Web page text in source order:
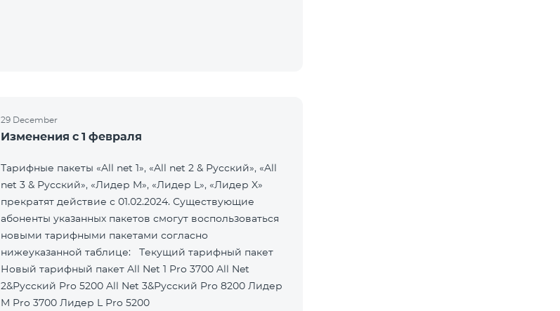
29 December
Изменения с 1 февраля
Тарифные пакеты «All net 1», «All net 2 & Русский», «All
net 3 & Русский», «Лидер M», «Лидер L», «Лидер X»
прекратят действие с 01.02.2024. Существующие
абоненты указанных пакетов смогут воспользоваться
новыми тарифными пакетами согласно
нижеуказанной таблице: Текущий тарифный пакет
Новый тарифный пакет All Net 1 Pro 3700 All Net
2&Русский Pro 5200 All Net 3&Русский Pro 8200 Лидер
M Pro 3700 Лидер L Pro 5200